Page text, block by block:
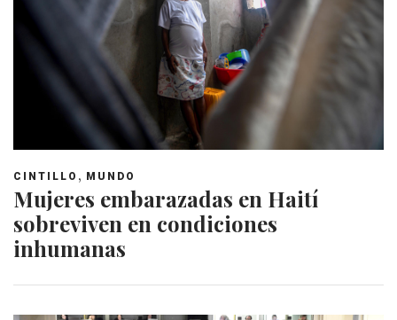
CINTILLO , MUNDO
Mujeres embarazadas en Haití
sobreviven en condiciones
inhumanas